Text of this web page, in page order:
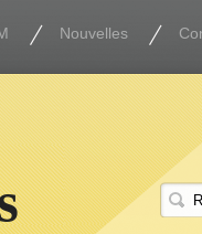
Nouvelles